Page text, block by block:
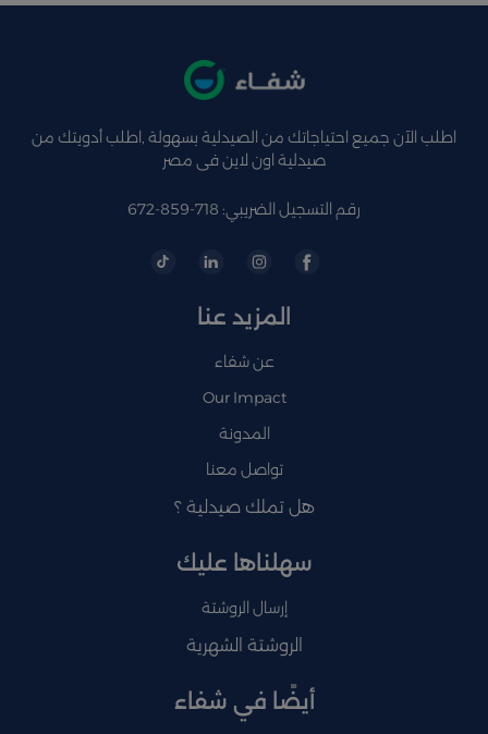
اطلب الآن جميع احتياجاتك من الصيدلية بسهولة ,اطلب أدويتك من
صيدلية اون لاين فى مصر
رقم التسجيل الضريبي: 718-859-672
المزيد عنا
عن شفاء
Our Impact
المدونة
تواصل معنا
هل تملك صيدلية ؟
سهلناها عليك
إرسال الروشتة
الروشتة الشهرية
أيضًا في شفاء